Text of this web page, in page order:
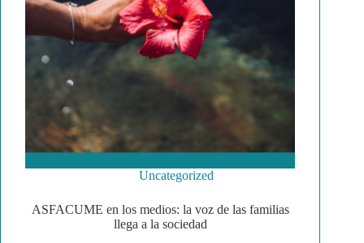
Uncategorized
ASFACUME en los medios: la voz de las familias
llega a la sociedad